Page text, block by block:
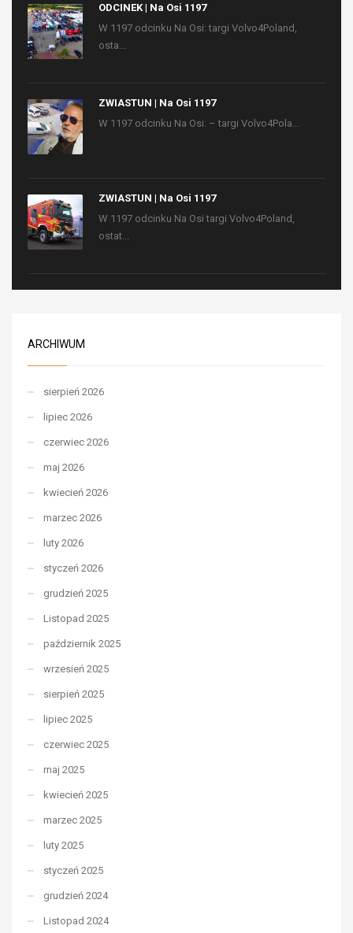
ODCINEK | Na Osi 1197
W 1197 odcinku Na Osi: targi Volvo4Poland,
osta...
ZWIASTUN | Na Osi 1197
W 1197 odcinku Na Osi: – targi Volvo4Pola...
ZWIASTUN | Na Osi 1197
W 1197 odcinku Na Osi targi Volvo4Poland,
ostat...
ARCHIWUM
sierpień 2026
lipiec 2026
czerwiec 2026
maj 2026
kwiecień 2026
marzec 2026
luty 2026
styczeń 2026
grudzień 2025
Listopad 2025
październik 2025
wrzesień 2025
sierpień 2025
lipiec 2025
czerwiec 2025
maj 2025
kwiecień 2025
marzec 2025
luty 2025
styczeń 2025
grudzień 2024
Listopad 2024